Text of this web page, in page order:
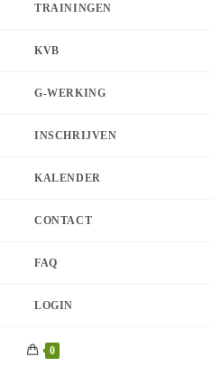
TRAININGEN
KVB
G-WERKING
INSCHRIJVEN
KALENDER
CONTACT
FAQ
LOGIN
0